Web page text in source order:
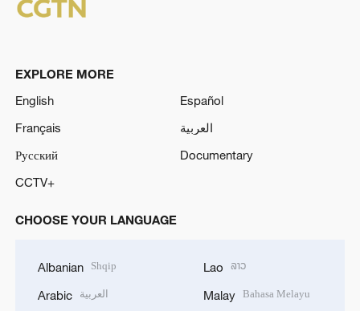
EXPLORE MORE
English
Español
Français
العربية
Русский
Documentary
CCTV+
CHOOSE YOUR LANGUAGE
Albanian Shqip
Arabic العربية
Lao ລາວ
Malay Bahasa Melayu